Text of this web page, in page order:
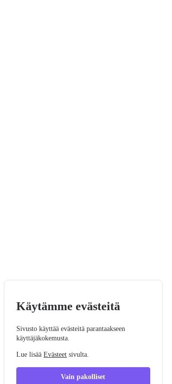
Käytämme evästeitä
Sivusto käyttää evästeitä parantaakseen
käyttäjäkokemusta.
Lue lisääEvästeet sivulta.
Vain pakolliset